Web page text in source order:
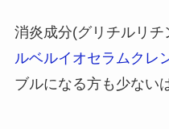
消炎成分(グリチルリ
ルベルイオセラムクレ
ブルになる方も少ない